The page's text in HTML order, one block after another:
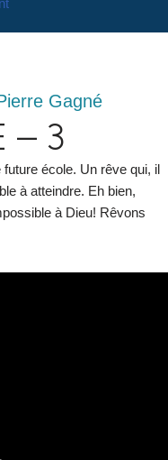
Gagné
– 3
école. Un rêve qui, il
à atteindre. Eh bien,
à Dieu! Rêvons